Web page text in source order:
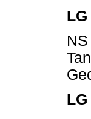
LG
LG